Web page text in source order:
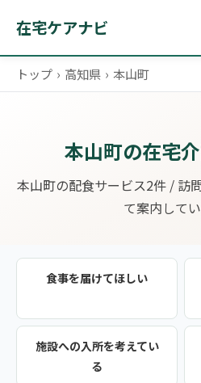
在宅ケアナビ
トップ › 高知県 › 本山町
本山町の在宅
本山町の配食サービス2件 / 訪
て案内してい
食事を届けてほしい
施設への入所を考えてい
る